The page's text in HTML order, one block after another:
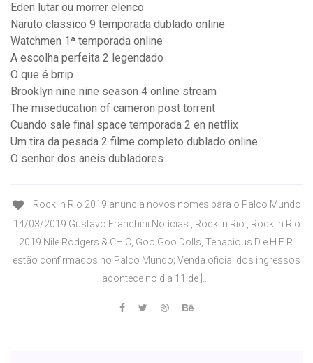
Eden lutar ou morrer elenco
Naruto classico 9 temporada dublado online
Watchmen 1ª temporada online
A escolha perfeita 2 legendado
O que é brrip
Brooklyn nine nine season 4 online stream
The miseducation of cameron post torrent
Cuando sale final space temporada 2 en netflix
Um tira da pesada 2 filme completo dublado online
O senhor dos aneis dubladores
Rock in Rio 2019 anuncia novos nomes para o Palco Mundo
14/03/2019 Gustavo Franchini Notícias , Rock in Rio , Rock in Rio
2019 Nile Rodgers & CHIC, Goo Goo Dolls, Tenacious D e H.E.R.
estão confirmados no Palco Mundo; Venda oficial dos ingressos
acontece no dia 11 de […]